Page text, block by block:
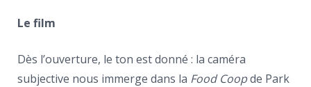
Le film
Dès l’ouverture, le ton est donné : la caméra
subjective nous immerge dans la Food Coopde Park